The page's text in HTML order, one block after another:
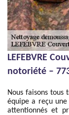
LEFEBVRE
notoriété –
Nous faisons
équipe a reçu
attentionnés et